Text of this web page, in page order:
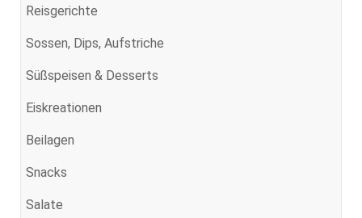
Reisgerichte
Sossen, Dips, Aufstriche
Süßspeisen & Desserts
Eiskreationen
Beilagen
Snacks
Salate